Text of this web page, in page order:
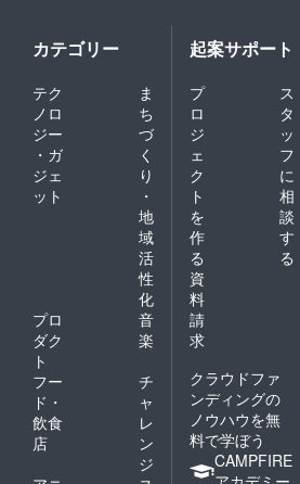
カテゴリー
テク
ノロ
ジー
・ガ
ジェ
ット
ま
ち
づ
く
り
・
地
域
活
性
化
プロ
ダク
ト
音
楽
フー
ド・
飲食
店
チ
ャ
レ
ン
ジ
起案サポート
プ
ロ
ジ
ェ
ク
ト
を
作
る
ス
タ
ッ
フ
に
相
談
す
る
資
料
請
求
クラウドファ
ンディングの
ノウハウを無
料で学ぼう
CAMPFIRE